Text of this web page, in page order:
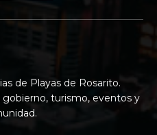
de Playas de Rosarito.
turismo, eventos y